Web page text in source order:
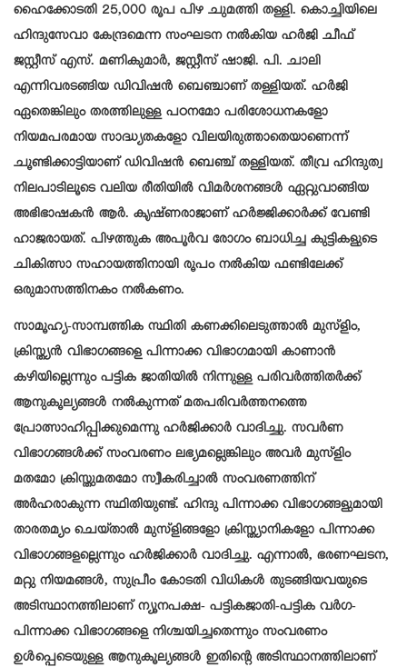
ഹൈക്കോടതി 25,000 രൂപ പിഴ ചുമത്തി തള്ളി. കൊച്ചിയിലെ
ഹിന്ദുസേവാ കേന്ദ്രമെന്ന സംഘടന നല്‍കിയ ഹര്‍ജി ചീഫ്
ജസ്റ്റീസ് എസ്. മണികുമാര്‍, ജസ്റ്റീസ് ഷാജി. പി. ചാലി
എന്നിവരടങ്ങിയ ഡിവിഷന്‍ ബെഞ്ചാണ് തള്ളിയത്. ഹർജി
ഏതെങ്കിലും തരത്തിലുള്ള പഠനമോ പരിശോധനകളോ
നിയമപരമായ സാദ്ധ്യതകളോ വിലയിരുത്താതെയാണെന്ന്
ചൂണ്ടിക്കാട്ടിയാണ് ഡിവിഷൻ ബെഞ്ച് തള്ളിയത്. തീവ്ര ഹിന്ദുത്വ
നിലപാടിലൂടെ വലിയ രീതിയില്‍ വിമര്‍ശനങ്ങള്‍ ഏറ്റുവാങ്ങിയ
അഭിഭാഷകൻ ആർ. കൃഷ്ണരാജാണ് ഹര്‍ജ്ജിക്കാര്‍ക്ക് വേണ്ടി
ഹാജരായത്. പിഴത്തുക അപൂർവ രോഗം ബാധിച്ച കുട്ടികളുടെ
ചികിത്സാ സഹായത്തിനായി രൂപം നൽകിയ ഫണ്ടിലേക്ക്
ഒരുമാസത്തിനകം നൽകണം.
സാമൂഹ്യ-സാമ്പത്തിക സ്ഥിതി കണക്കിലെടുത്താൽ മുസ്ളിം,
ക്രിസ്ത്യൻ വിഭാഗങ്ങളെ പിന്നാക്ക വിഭാഗമായി കാണാൻ
കഴിയില്ലെന്നും പട്ടിക ജാതിയിൽ നിന്നുള്ള പരിവർത്തിതർക്ക്
ആനുകൂല്യങ്ങൾ നൽകുന്നത് മതപരിവർത്തനത്തെ
പ്രോത്സാഹിപ്പിക്കുമെന്നു ഹർജിക്കാർ വാദിച്ചു. സവർണ
വിഭാഗങ്ങൾക്ക് സംവരണം ലഭ്യമല്ലെങ്കിലും അവർ മുസ്ളിം
മതമോ ക്രിസ്തുമതമോ സ്വീകരിച്ചാൽ സംവരണത്തിന്
അർഹരാകുന്ന സ്ഥിതിയുണ്ട്. ഹിന്ദു പിന്നാക്ക വിഭാഗങ്ങളുമായി
താരതമ്യം ചെയ്താൽ മുസ്ളിങ്ങളോ ക്രിസ്ത്യാനികളോ പിന്നാക്ക
വിഭാഗങ്ങളല്ലെന്നും ഹർജിക്കാർ വാദിച്ചു. എന്നാൽ, ഭരണഘടന,
മറ്റു നിയമങ്ങൾ, സുപ്രീം കോടതി വിധികൾ തുടങ്ങിയവയുടെ
അടിസ്ഥാനത്തിലാണ് ന്യൂനപക്ഷ- പട്ടികജാതി-പട്ടിക വർഗ-
പിന്നാക്ക വിഭാഗങ്ങളെ നിശ്ചയിച്ചതെന്നും സംവരണം
ഉൾപ്പെടെയുള്ള ആനുകൂല്യങ്ങൾ ഇതിന്റെ അടിസ്ഥാനത്തിലാണ്